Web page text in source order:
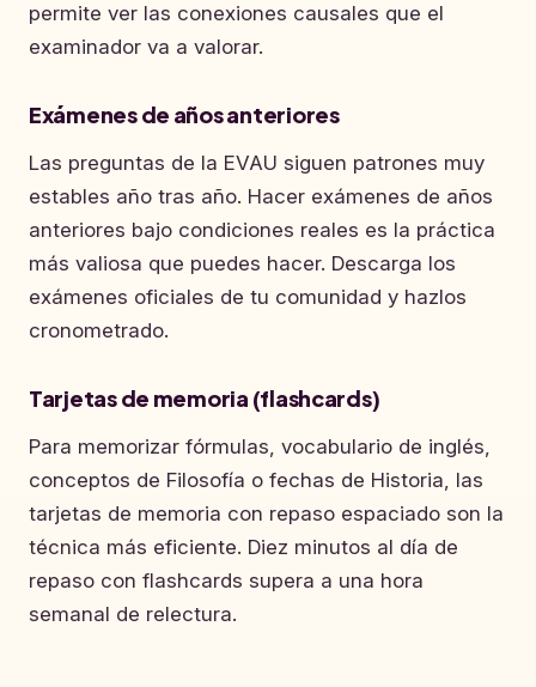
permite ver las conexiones causales que el
examinador va a valorar.
Exámenes de años anteriores
Las preguntas de la EVAU siguen patrones muy
estables año tras año. Hacer exámenes de años
anteriores bajo condiciones reales es la práctica
más valiosa que puedes hacer. Descarga los
exámenes oficiales de tu comunidad y hazlos
cronometrado.
Tarjetas de memoria (flashcards)
Para memorizar fórmulas, vocabulario de inglés,
conceptos de Filosofía o fechas de Historia, las
tarjetas de memoria con repaso espaciado son la
técnica más eficiente. Diez minutos al día de
repaso con flashcards supera a una hora
semanal de relectura.